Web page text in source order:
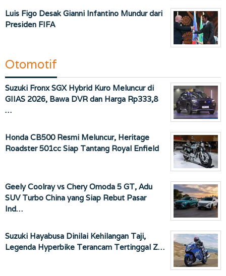
Luis Figo Desak Gianni Infantino Mundur dari
Presiden FIFA
Otomotif
Suzuki Fronx SGX Hybrid Kuro Meluncur di
GIIAS 2026, Bawa DVR dan Harga Rp333,8
…
Honda CB500 Resmi Meluncur, Heritage
Roadster 501cc Siap Tantang Royal Enfield
Geely Coolray vs Chery Omoda 5 GT, Adu
SUV Turbo China yang Siap Rebut Pasar
Ind…
Suzuki Hayabusa Dinilai Kehilangan Taji,
Legenda Hyperbike Terancam Tertinggal Z…